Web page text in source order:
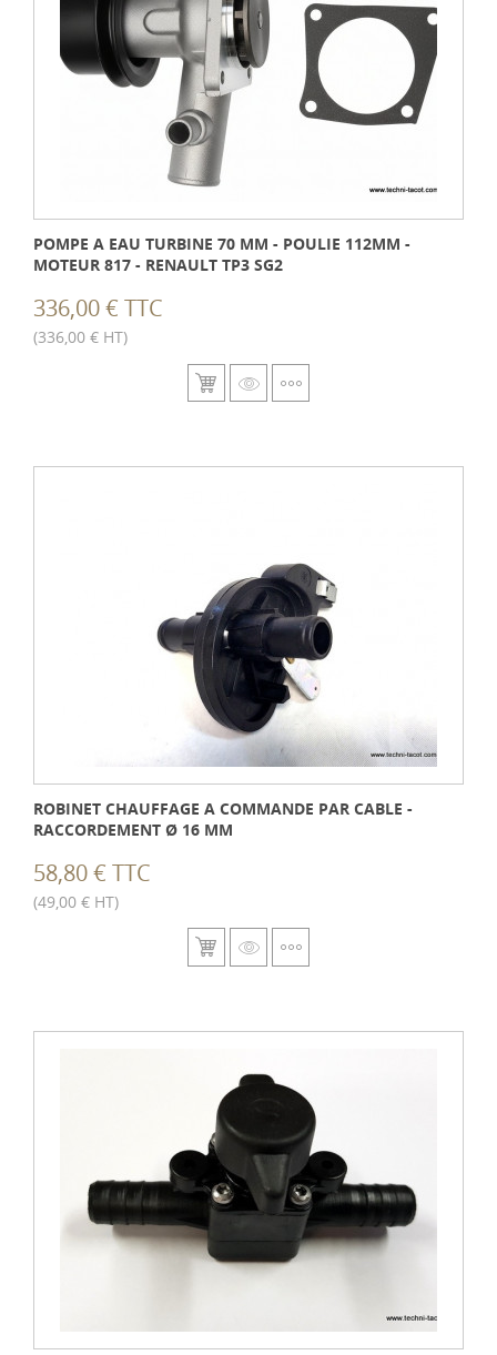
POMPE A EAU TURBINE 70 MM - POULIE 112MM -
MOTEUR 817 - RENAULT TP3 SG2
336,00 € TTC
(336,00 € HT)
ROBINET CHAUFFAGE A COMMANDE PAR CABLE -
RACCORDEMENT Ø 16 MM
58,80 € TTC
(49,00 € HT)